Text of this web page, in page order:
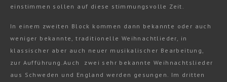
einstimmen sollen auf diese stimmungsvolle Zeit.
In einem zweiten Block kommen dann bekannte oder auch
weniger bekannte, traditionelle Weihnachtlieder, in
klassischer aber auch neuer musikalischer Bearbeitung,
zur Aufführung.Auch zwei sehr bekannte Weihnachtslieder
aus Schweden und England werden gesungen. Im dritten